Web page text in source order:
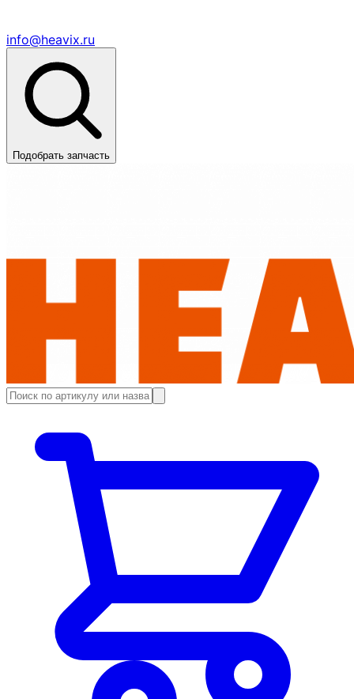
info@heavix.ru
Подобрать запчасть